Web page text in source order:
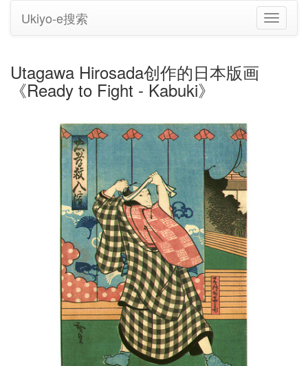
切
换
Ukiyo-e搜索
Utagawa Hirosada创作的日本版画
《Ready to Fight - Kabuki》